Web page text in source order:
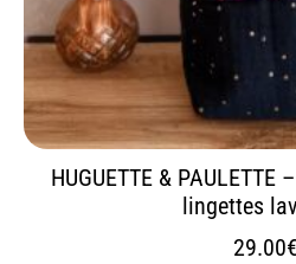
HUGUETTE &
lingettes
29.00€